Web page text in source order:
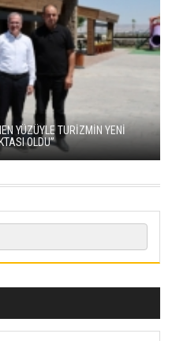
YÜZÜYLE TURİZMİN YENİ
OLDU”